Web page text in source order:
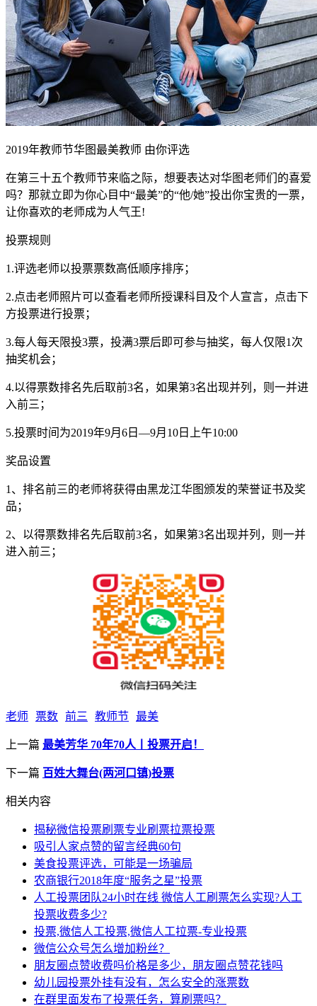
2019年教师节华图最美教师 由你评选
在第三十五个教师节来临之际，想要表达对华图老师们的喜爱
吗？那就立即为你心目中“最美”的“他/她”投出你宝贵的一票，
让你喜欢的老师成为人气王!
投票规则
1.评选老师以投票票数高低顺序排序；
2.点击老师照片可以查看老师所授课科目及个人宣言，点击下
方投票进行投票；
3.每人每天限投3票，投满3票后即可参与抽奖，每人仅限1次
抽奖机会；
4.以得票数排名先后取前3名，如果第3名出现并列，则一并进
入前三；
5.投票时间为2019年9月6日—9月10日上午10:00
奖品设置
1、排名前三的老师将获得由黑龙江华图颁发的荣誉证书及奖
品；
2、以得票数排名先后取前3名，如果第3名出现并列，则一并
进入前三；
老师 票数 前三 教师节 最美
上一篇 最美芳华 70年70人丨投票开启！
下一篇 百姓大舞台(两河口镇)投票
相关内容
揭秘微信投票刷票专业刷票拉票投票
吸引人家点赞的留言经典60句
美食投票评选，可能是一场骗局
农商银行2018年度“服务之星”投票
人工投票团队24小时在线 微信人工刷票怎么实现?人工
投票收费多少?
投票,微信人工投票,微信人工拉票-专业投票
微信公众号怎么增加粉丝？
朋友圈点赞收费吗价格是多少，朋友圈点赞花钱吗
幼儿园投票外挂有没有，怎么安全的涨票数
在群里面发布了投票任务，算刷票吗？